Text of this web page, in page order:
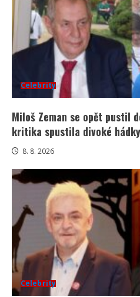
Celebrity
Miloš Zeman se opět pustil
kritika spustila divoké
8. 8. 2026
Celebrity